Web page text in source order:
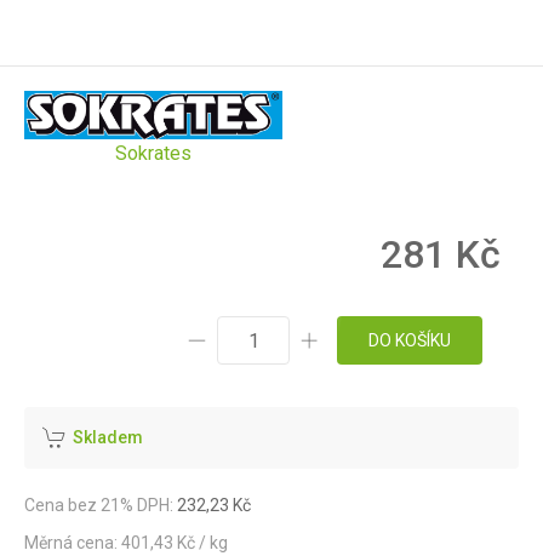
Sokrates
281 Kč
DO KOŠÍKU
Skladem
Cena bez 21% DPH: 232,23 Kč
Měrná cena: 401,43 Kč / kg